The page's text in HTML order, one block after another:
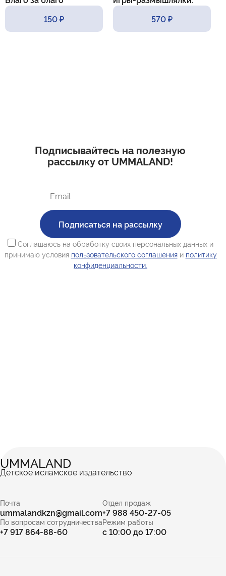
150 ₽
практические приемы и
570 ₽
Подписывайтесь на полезную
рассылку от UMMALAND!
Подписаться на рассылку
Соглашаюсь на обработку своих персональных данных и
принимаю условия пользовательского соглашенияи политику
конфиденциальности.
UMMALAND
Детское исламское издательство
Почта
ummalandkzn@gmail.com
Отдел продаж
+7 988 450-27-05
По вопросам сотрудничества
+7 917 864-88-60
Режим работы
с 10:00 до 17:00